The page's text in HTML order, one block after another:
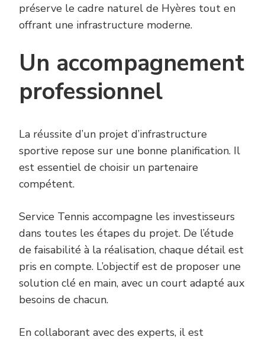
préserve le cadre naturel de Hyères tout en
offrant une infrastructure moderne.
Un accompagnement
professionnel
La réussite d’un projet d’infrastructure
sportive repose sur une bonne planification. Il
est essentiel de choisir un partenaire
compétent.
Service Tennis accompagne les investisseurs
dans toutes les étapes du projet. De l’étude
de faisabilité à la réalisation, chaque détail est
pris en compte. L’objectif est de proposer une
solution clé en main, avec un court adapté aux
besoins de chacun.
En collaborant avec des experts, il est